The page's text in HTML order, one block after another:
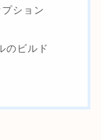
ション
のビルド